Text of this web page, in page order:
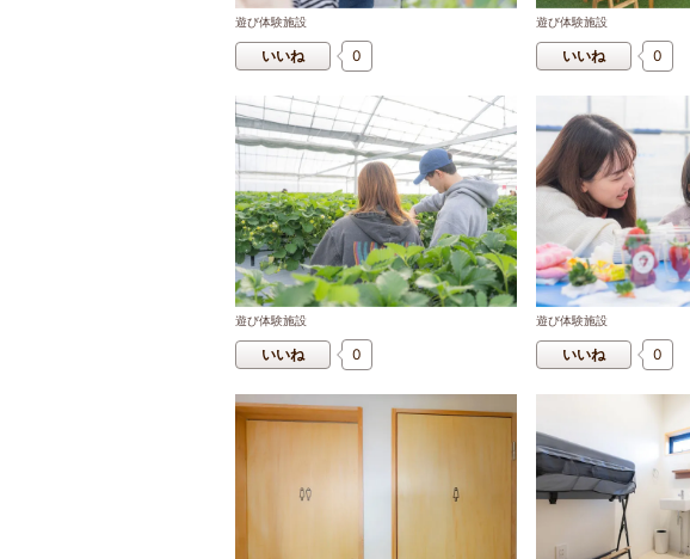
遊び体験施設
いいね 0
遊び体験施設
いいね 0
遊び体験施設
いいね 0
遊び体験施設
いいね 0